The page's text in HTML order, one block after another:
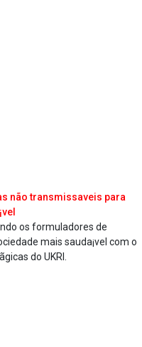
não transmissa­veis para
os formuladores de
mais sauda¡vel com o
do UKRI.